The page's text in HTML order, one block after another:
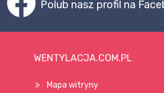
Polub nasz profil na
WENTYLACJA.COM.PL
Mapa witryny